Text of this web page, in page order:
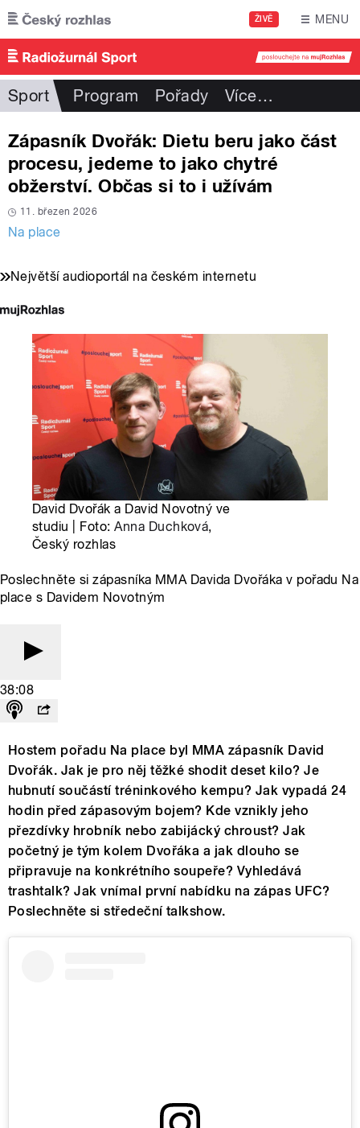
Přejít k hlavnímu obsahu
ŽIVĚ MENU
Sport Program Pořady Více…
Zápasník Dvořák: Dietu beru jako část
procesu, jedeme to jako chytré
obžerství. Občas si to i užívám
11. březen 2026
Na place
Největší audioportál na českém internetu
David Dvořák a David Novotný ve
studiu | Foto:Anna Duchková,
Český rozhlas
Poslechněte si zápasníka MMA Davida Dvořáka v pořadu Na
place s Davidem Novotným
38:08
Hostem pořadu Na place byl MMA zápasník David
Dvořák. Jak je pro něj těžké shodit deset kilo? Je
hubnutí součástí tréninkového kempu? Jak vypadá 24
hodin před zápasovým bojem? Kde vznikly jeho
přezdívky hrobník nebo zabijácký chroust? Jak
početný je tým kolem Dvořáka a jak dlouho se
připravuje na konkrétního soupeře? Vyhledává
trashtalk? Jak vnímal první nabídku na zápas UFC?
Poslechněte si středeční talkshow.